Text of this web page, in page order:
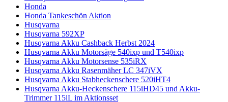
Honda
Honda Tankeschön Aktion
Husqvarna
Husqvarna 592XP
Husqvarna Akku Cashback Herbst 2024
Husqvarna Akku Motorsäge 540ixp und T540ixp
Husqvarna Akku Motorsense 535iRX
Husqvarna Akku Rasenmäher LC 347iVX
Husqvarna Akku Stabheckenschere 520iHT4
Husqvarna Akku-Heckenschere 115iHD45 und Akku-
Trimmer 115iL im Aktionsset